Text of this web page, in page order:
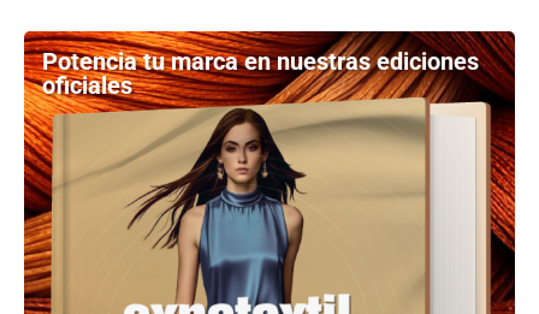
Potencia tu marca en nuestras ediciones
oficiales